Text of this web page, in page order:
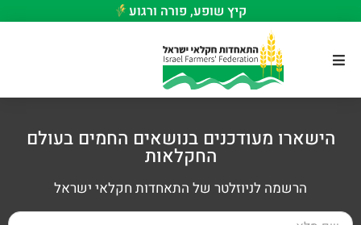
קיץ שופע, פורה ורגוע
הישארו מעודכנים בנושאים החמים בעולם
החקלאות
הרשמה לניוזלטר של התאחדות חקלאי ישראל